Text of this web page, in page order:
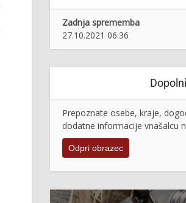
Zadnja sprememba
27.10.2021 06:36
Prepoznate osebe, kraje,
dodatne informacije vnašalcu
Odpri obrazec